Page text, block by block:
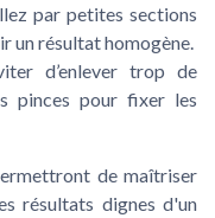
par petites sections
un résultat homogène.
d’enlever trop de
pinces pour fixer les
de maîtriser
résultats dignes d'un